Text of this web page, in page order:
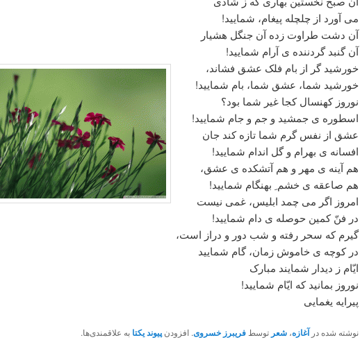
می آورد از چلچله پیغام، شمایید!
آن دشت طراوت زده آن جنگل هشیار
آن گنبد گردننده ی آرام شمایید!
خورشید گر از بام فلک عشق فشاند،
خورشید شما، عشق شما، بام شمایید!
نوروز کهنسال کجا غیر شما بود؟
اسطوره ی جمشید و جم و جام شمایید!
عشق از نفس گرم شما تازه کند جان
افسانه ی بهرام و گل اندام شمایید!
هم آینه ی مهر و هم آتشکده ی عشق،
هم صاعقه ی خشم ِ بهنگام شمایید!
امروز اگر می چمد ابلیس، غمی نیست
در فنّ کمین حوصله ی دام شمایید!
گیرم که سحر رفته و شب دور و دراز است،
در کوچه ی خاموش زمان، گام شمایید
ایّام ز دیدار شمایند مبارک
نوروز بمانید که ایّام شمایید!
پیرایه یغمایی
نوشته شده درآغازه، شعر توسطفریبرز خسروی. افزودنپیوند یکتا به علاقمندی‌ها.